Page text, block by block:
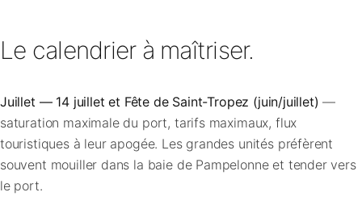
Le calendrier à maîtriser.
Juillet — 14 juillet et Fête de Saint-Tropez (juin/juillet) —
saturation maximale du port, tarifs maximaux, flux
touristiques à leur apogée. Les grandes unités préfèrent
souvent mouiller dans la baie de Pampelonne et tender vers
le port.